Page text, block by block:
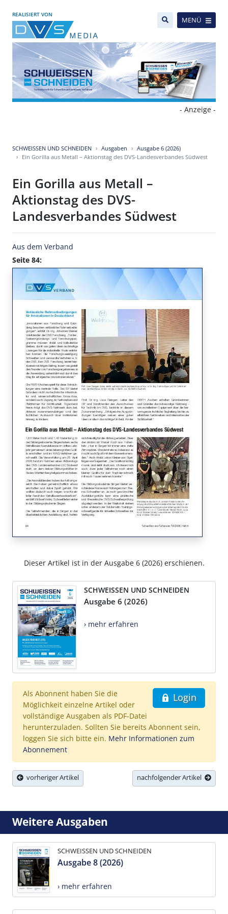
REALISIERT VON
MENÜ
- Anzeige -
SCHWEISSEN UND SCHNEIDEN Ausgaben
Ausgabe 6 (2026)
Ein Gorilla aus Metall – Aktionstag des DVS-Landesverbandes Südwest
Ein Gorilla aus Metall –
Aktionstag des DVS-
Landesverbandes Südwest
Aus dem Verband
Seite 84:
Dieser Artikel ist in der Ausgabe 6 (2026) erschienen.
SCHWEISSEN UND SCHNEIDEN
Ausgabe 6 (2026)
› mehr erfahren
Login
Als Abonnent haben Sie die
Möglichkeit einzelne Artikel oder
vollständige Ausgaben als PDF-Datei
herunterzuladen. Sollten Sie bereits Abonnent sein,
loggen Sie sich bitte ein. Mehr Informationen zum
Abonnement
vorheriger Artikel nachfolgender Artikel
Weitere Ausgaben
SCHWEISSEN UND SCHNEIDEN
Ausgabe 8 (2026)
› mehr erfahren